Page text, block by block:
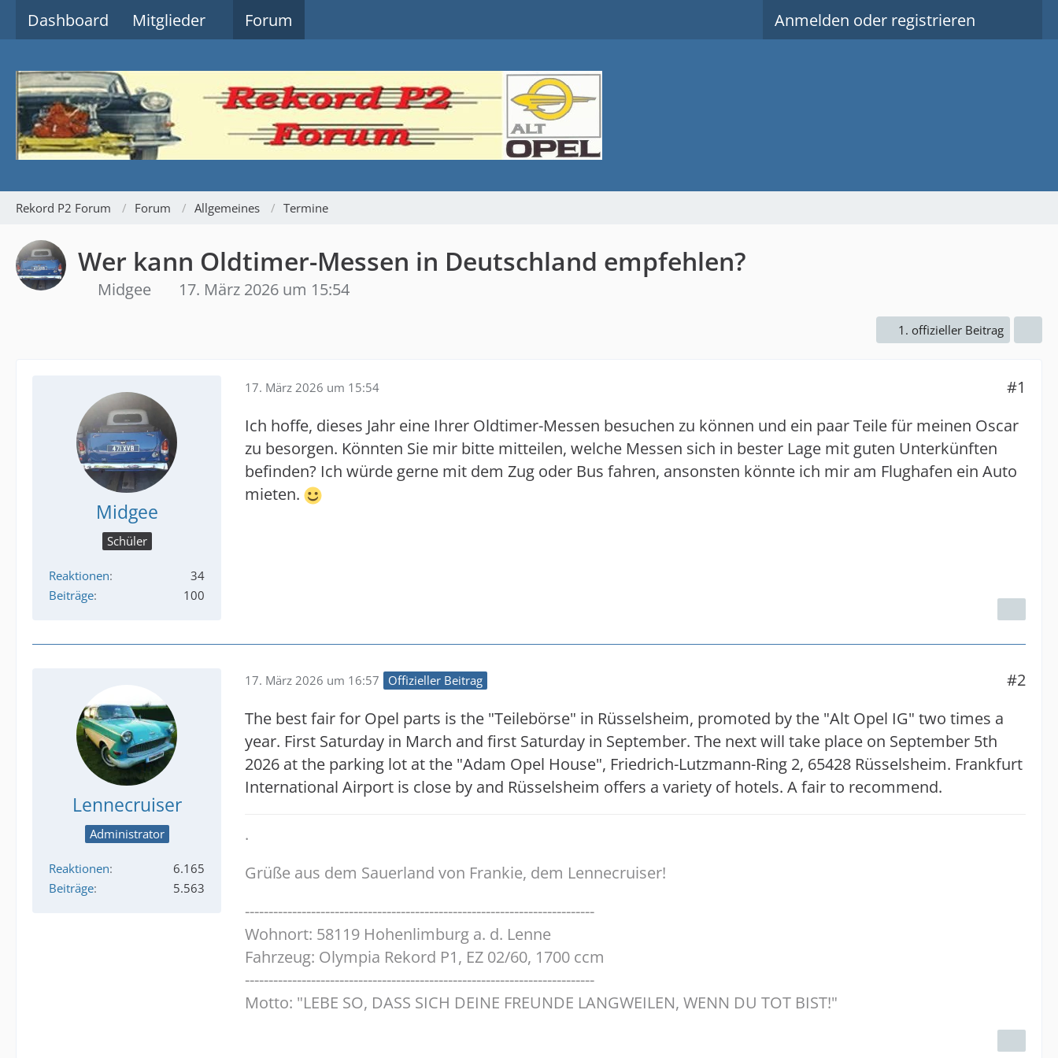
Dashboard Mitglieder Forum Anmelden oder registrieren
Rekord P2 Forum Forum Allgemeines Termine
Wer kann Oldtimer-Messen in Deutschland empfehlen?
Midgee 17. März 2026 um 15:54
1. offizieller Beitrag
Midgee
Schüler
Reaktionen
34
Beiträge
100
17. März 2026 um 15:54
#1
Ich hoffe, dieses Jahr eine Ihrer Oldtimer-Messen besuchen zu können und ein paar Teile für meinen Oscar
zu besorgen. Könnten Sie mir bitte mitteilen, welche Messen sich in bester Lage mit guten Unterkünften
befinden? Ich würde gerne mit dem Zug oder Bus fahren, ansonsten könnte ich mir am Flughafen ein Auto
mieten.
Lennecruiser
Administrator
Reaktionen
6.165
Beiträge
5.563
17. März 2026 um 16:57 Offizieller Beitrag
#2
The best fair for Opel parts is the "Teilebörse" in Rüsselsheim, promoted by the "Alt Opel IG" two times a
year. First Saturday in March and first Saturday in September. The next will take place on September 5th
2026 at the parking lot at the "Adam Opel House", Friedrich-Lutzmann-Ring 2, 65428 Rüsselsheim. Frankfurt
International Airport is close by and Rüsselsheim offers a variety of hotels. A fair to recommend.
.
Grüße aus dem Sauerland von Frankie, dem Lennecruiser!
--------------------------------------------------------------------------
Wohnort: 58119 Hohenlimburg a. d. Lenne
Fahrzeug: Olympia Rekord P1, EZ 02/60, 1700 ccm
--------------------------------------------------------------------------
Motto: "LEBE SO, DASS SICH DEINE FREUNDE LANGWEILEN, WENN DU TOT BIST!"